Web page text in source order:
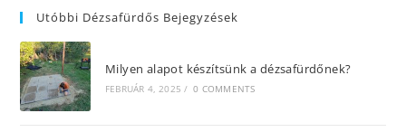
Utóbbi Dézsafürdős Bejegyzések
Milyen alapot készítsünk a dézsafürdőnek?
FEBRUÁR 4, 2025 / 0 COMMENTS